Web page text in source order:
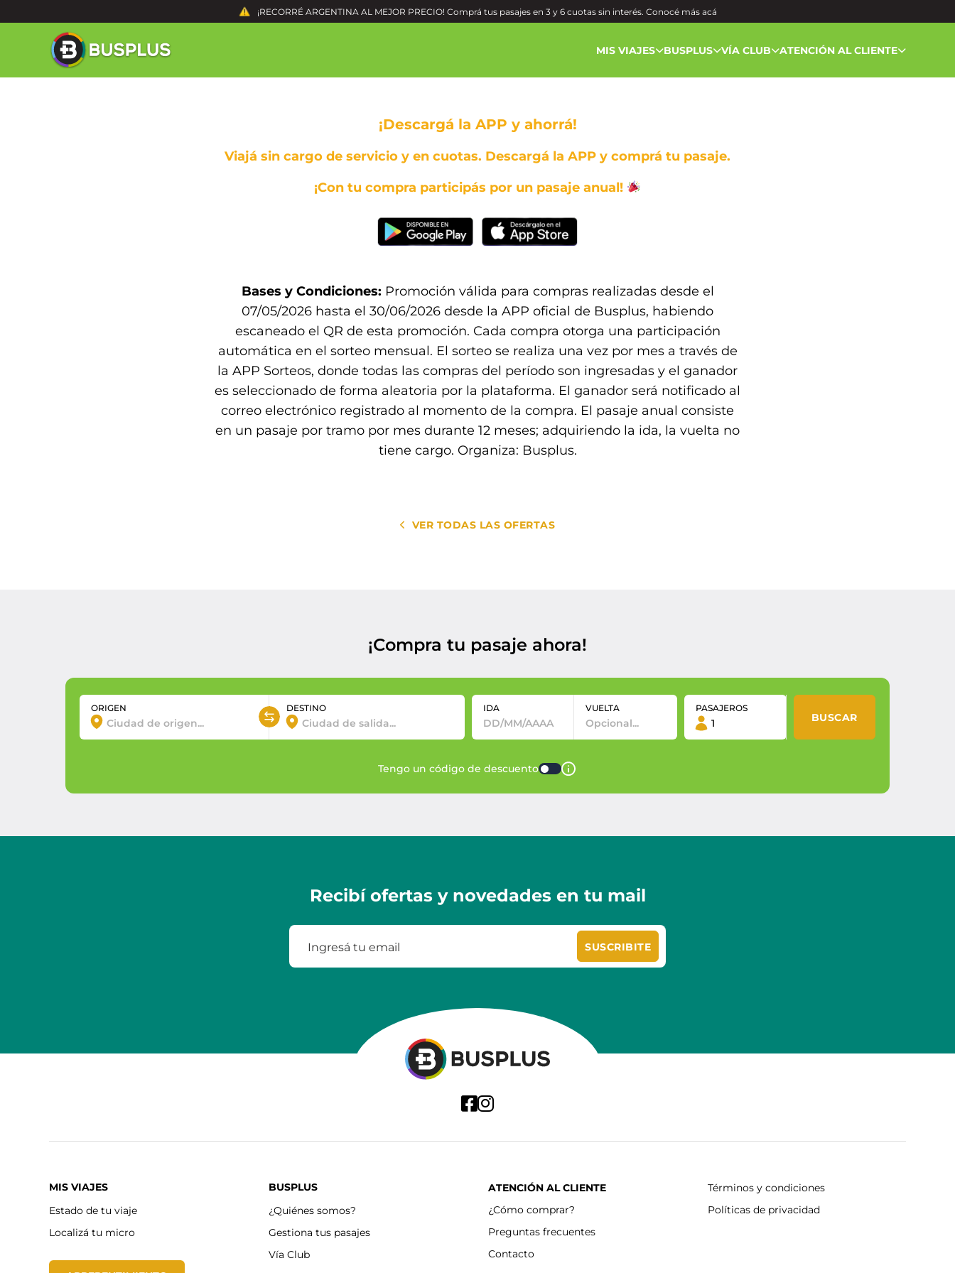
¡RECORRÉ ARGENTINA AL MEJOR PRECIO! Comprá tus pasajes en 3 y 6 cuotas sin interés. Conocé másacá
MIS VIAJES BUSPLUS VÍA CLUB ATENCIÓN AL CLIENTE
¡Descargá la APP y ahorrá!
Viajá sin cargo de servicio y en cuotas. Descargá la APP y comprá tu pasaje.
¡Con tu compra participás por un pasaje anual!
Bases y Condiciones: Promoción válida para compras realizadas desde el
07/05/2026 hasta el 30/06/2026 desde la APP oficial de Busplus, habiendo
escaneado el QR de esta promoción. Cada compra otorga una participación
automática en el sorteo mensual. El sorteo se realiza una vez por mes a través de
la APP Sorteos, donde todas las compras del período son ingresadas y el ganador
es seleccionado de forma aleatoria por la plataforma. El ganador será notificado al
correo electrónico registrado al momento de la compra. El pasaje anual consiste
en un pasaje por tramo por mes durante 12 meses; adquiriendo la ida, la vuelta no
tiene cargo. Organiza: Busplus.
VER TODAS LAS OFERTAS
¡Compra tu pasaje ahora!
ORIGEN DESTINO IDA VUELTA PASAJEROS
BUSCAR
Tengo un código de descuento
Recibí ofertas y novedades en tu mail
SUSCRIBITE
MIS VIAJES
Estado de tu viaje
Localizá tu micro
BUSPLUS
¿Quiénes somos?
Gestiona tus pasajes
Vía Club
ATENCIÓN AL CLIENTE
¿Cómo comprar?
Preguntas frecuentes
Contacto
Términos y condiciones
Políticas de privacidad